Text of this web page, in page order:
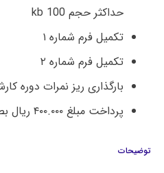
حداکثر حجم kb 100
تکمیل فرم شماره ۱
تکمیل فرم شماره ۲
بارگذاری ریز نمرات دوره
پرداخت مبلغ ۴۰۰.۰۰۰ ریال بصورت آنلاین
توضیحات